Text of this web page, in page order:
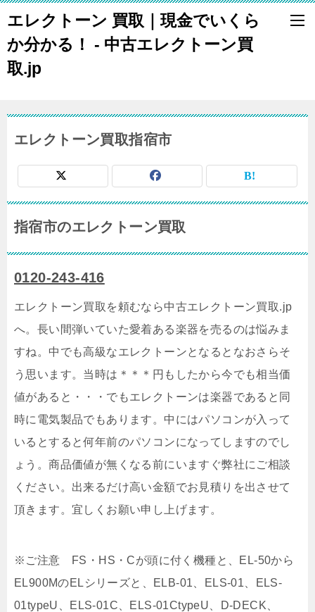
エレクトーン 買取｜現金でいくら
か分かる！ - 中古エレクトーン買
取.jp
エレクトーン買取指宿市
指宿市のエレクトーン買取
0120-243-416
エレクトーン買取を頼むなら中古エレクトーン買取.jp
へ。長い間弾いていた愛着ある楽器を売るのは悩みま
すね。中でも高級なエレクトーンとなるとなおさらそ
う思います。当時は＊＊＊円もしたから今でも相当価
値があると・・・でもエレクトーンは楽器であると同
時に電気製品でもあります。中にはパソコンが入って
いるとすると何年前のパソコンになってしますのでし
ょう。商品価値が無くなる前にいますぐ弊社にご相談
ください。出来るだけ高い金額でお見積りを出させて
頂きます。宜しくお願い申し上げます。
※ご注意 FS・HS・Cが頭に付く機種と、EL-50から
EL900MのELシリーズと、ELB-01、ELS-01、ELS-
01typeU、ELS-01C、ELS-01CtypeU、D-DECK、